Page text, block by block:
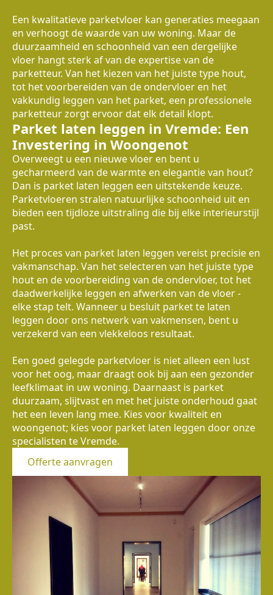
Een kwalitatieve parketvloer kan generaties meegaan
en verhoogt de waarde van uw woning. Maar de
duurzaamheid en schoonheid van een dergelijke
vloer hangt sterk af van de expertise van de
parketteur. Van het kiezen van het juiste type hout,
tot het voorbereiden van de ondervloer en het
vakkundig leggen van het parket, een professionele
parketteur zorgt ervoor dat elk detail klopt.
Parket laten leggen in Vremde: Een
Investering in Woongenot
Overweegt u een nieuwe vloer en bent u
gecharmeerd van de warmte en elegantie van hout?
Dan is parket laten leggen een uitstekende keuze.
Parketvloeren stralen natuurlijke schoonheid uit en
bieden een tijdloze uitstraling die bij elke interieurstijl
past.
Het proces van parket laten leggen vereist precisie en
vakmanschap. Van het selecteren van het juiste type
hout en de voorbereiding van de ondervloer, tot het
daadwerkelijke leggen en afwerken van de vloer -
elke stap telt. Wanneer u besluit parket te laten
leggen door ons netwerk van vakmensen, bent u
verzekerd van een vlekkeloos resultaat.
Een goed gelegde parketvloer is niet alleen een lust
voor het oog, maar draagt ook bij aan een gezonder
leefklimaat in uw woning. Daarnaast is parket
duurzaam, slijtvast en met het juiste onderhoud gaat
het een leven lang mee. Kies voor kwaliteit en
woongenot; kies voor parket laten leggen door onze
specialisten te Vremde.
Offerte aanvragen